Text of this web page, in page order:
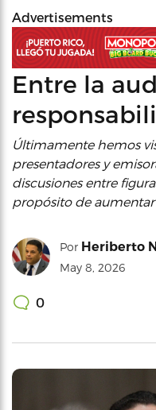
Advertisements
Entre la
Últimamente hemos
presentadores y
discusiones entre
propósito de aumentar
Por Heriberto
May 8, 2026
0